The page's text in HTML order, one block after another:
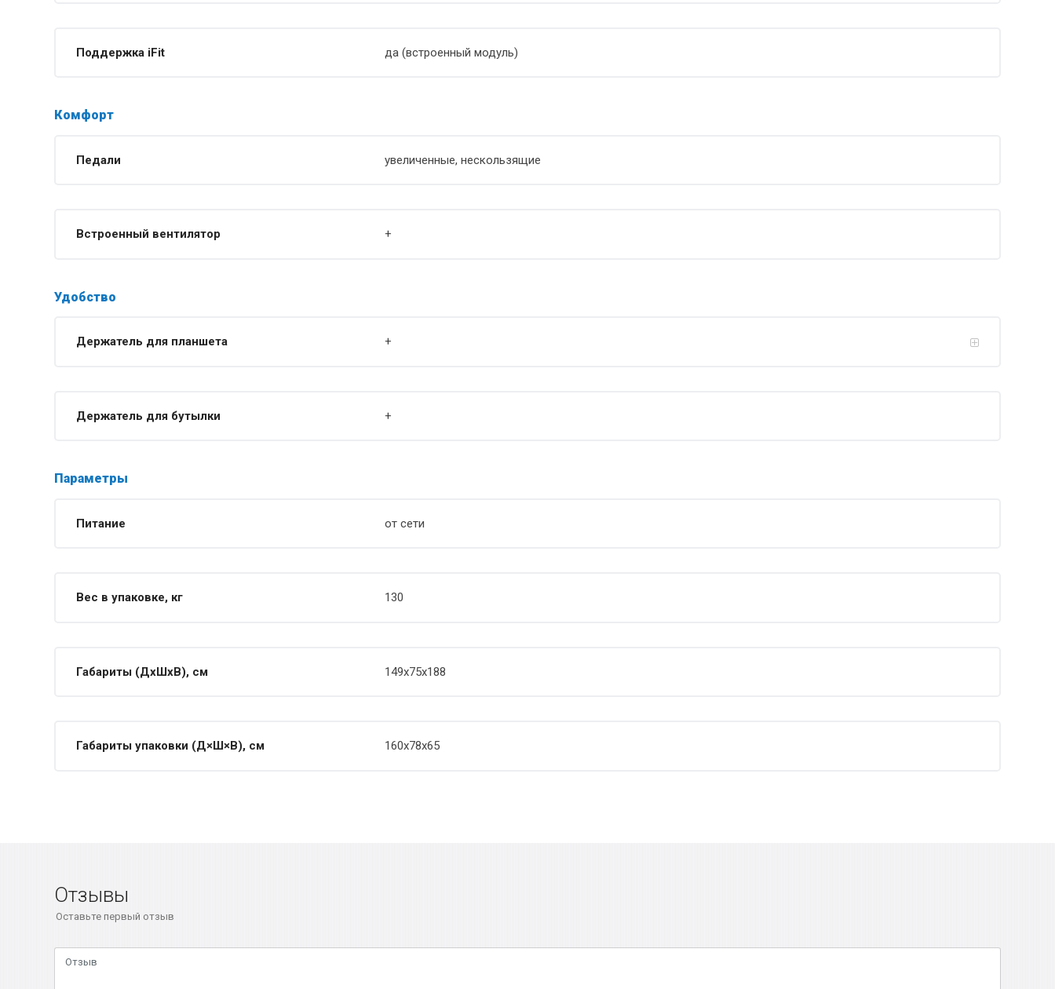
Поддержка iFit да (встроенный модуль)
Комфорт
Педали увеличенные, нескользящие
Встроенный вентилятор +
Удобство
Держатель для планшета +
Держатель для бутылки +
Параметры
Питание от сети
Вес в упаковке, кг 130
Габариты (ДхШхВ), см 149х75х188
Габариты упаковки (Д×Ш×В), см 160х78х65
Отзывы
Оставьте первый отзыв